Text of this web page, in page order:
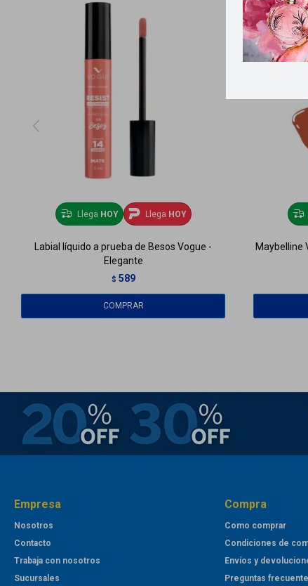
Llega HOY Llega HOY
Labial líquido a prueba de Besos Vogue -
Elegante
$ 589
Maybelline
Empresa
Nosotros
Contacto
Trabaja con nosotros
Sucursales
Compra
Como comprar
Condiciones de
Envíos y
Preguntas